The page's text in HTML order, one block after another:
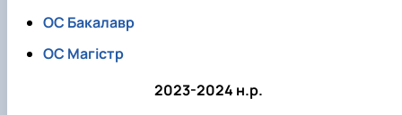
ОС Бакалавр
ОС Магістр
2023-2024 н.р.